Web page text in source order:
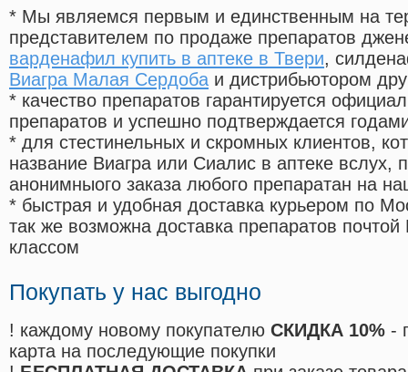
* Мы являемся первым и единственным на
представителем по продаже препаратов
варденафил купить в аптеке в Твери,
Виагра Малая Сердоба и дистрибьютором
* качество препаратов гарантируется
препаратов и успешно подтверждается
* для стестинельных и скромных клиентов,
название Виагра или Сиалис в аптеке вслух,
анонимныого заказа любого препаратан на
* быстрая и удобная доставка курьером по
так же возможна доставка препаратов
классом
Покупать у нас выгодно
! каждому новому покупателю СКИДКА 10% -
карта на последующие покупки